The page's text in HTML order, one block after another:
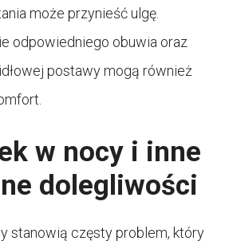
może przynieść ulgę.
odpowiedniego obuwia oraz
postawy mogą również
w nocy i inne
dolegliwości
stanowią częsty problem, który